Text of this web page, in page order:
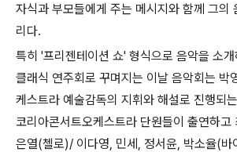
자식과 부모들에게 주는 메시지와 함께 그의
리다.
특히 '프리젠테이션 쇼' 형식으로 음악을 소개
클래식 연주회로 꾸며지는 이날 음악회는 박
케스트라 예술감독의 지휘와 해설로 진행되
코리아콘서트오케스트라 단원들이 출연하
은열(첼로)/ 이다영, 민세, 정서윤, 박소율(바